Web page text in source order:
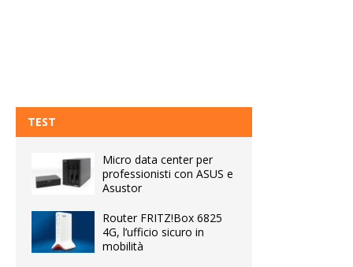
TEST
Micro data center per
professionisti con ASUS e
Asustor
Router FRITZ!Box 6825
4G, l’ufficio sicuro in
mobilità